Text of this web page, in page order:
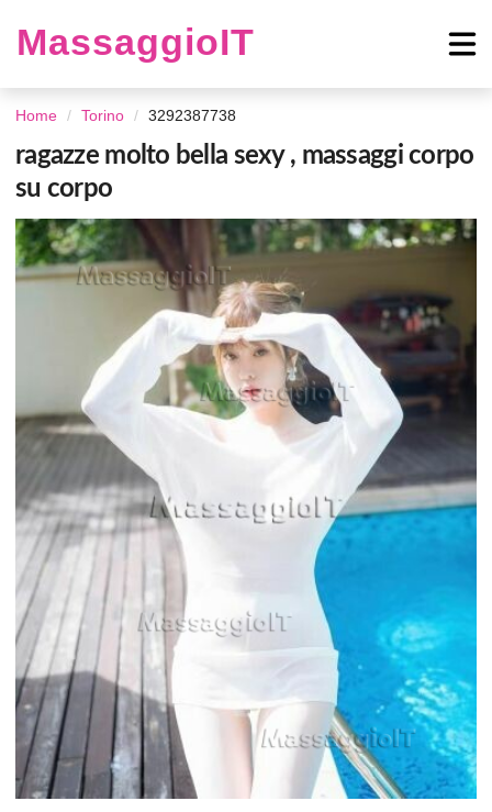
MassaggioIT
Home Torino 3292387738
ragazze molto bella sexy , massaggi corpo
su corpo